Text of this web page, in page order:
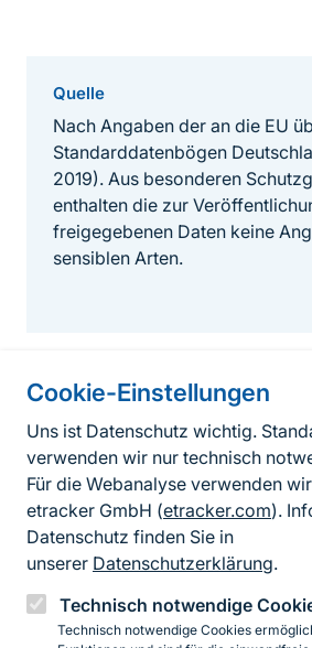
Cookie-Einstellungen
Uns ist Datenschutz wichtig.
verwenden wir nur technisch
Für die Webanalyse verwenden
etracker GmbH (etracker.com).
Datenschutz finden Sie in
unserer Datenschutzerklärung.
Technisch notwendige
Technisch notwendige Cookies
Quelle
Nach Angaben der an die EU
Standarddatenbögen
2019). Aus besonderen
enthalten die zur
freigegebenen Daten keine
sensiblen Arten.
Informationen zur Seite
FußzeileKontakt zum
Erklärung zur
Impressum
Datenschutz